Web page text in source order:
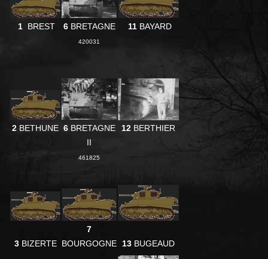
1 BREST 6 BRETAGNE
420031
11BAYARD
2 BETHUNE 6BRETAGNE
II
461825
12 BERTHIER
3BIZERTE
7
BOURGOGNE
13 BUGEAUD